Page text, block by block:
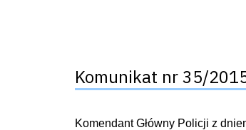
Komunikat nr 35/
Komendant Główny Policji z